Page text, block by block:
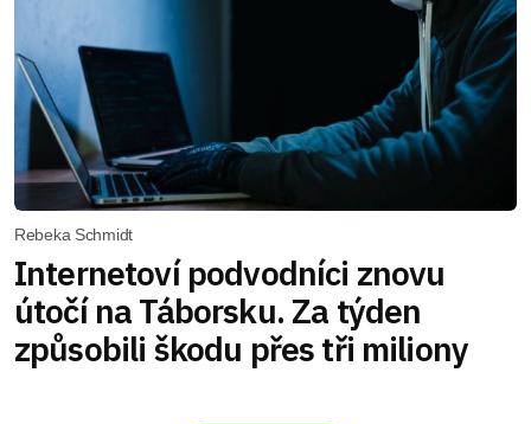
Rebeka Schmidt
Internetoví podvodníci znovu
útočí na Táborsku. Za týden
způsobili škodu přes tři miliony